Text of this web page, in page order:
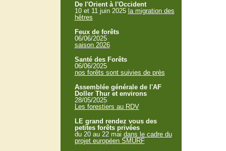
De l'Orient à l'Occident
10 et 11 juin 2025 la migration des
hêtres
Feux de forêts
06/06/2025
saison 2026
Santé des Forêts
06/06/2025
nos forêts sont suivies de près
Assemblée générale de l'AF
Doller Thur et environs
28/05/2025
Les forestiers au RDV
LE grand rendez vous des
petites forêts privées
du 20 au 22 mai dans le cadre du
projet européen SMURF